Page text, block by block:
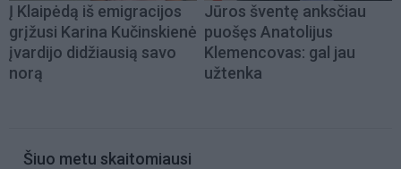
Į Klaipėdą iš emigracijos
grįžusi Karina Kučinskienė
įvardijo didžiausią savo
norą
Jūros šventę anksčiau
puošęs Anatolijus
Klemencovas: gal jau
užtenka
Šiuo metu skaitomiausi